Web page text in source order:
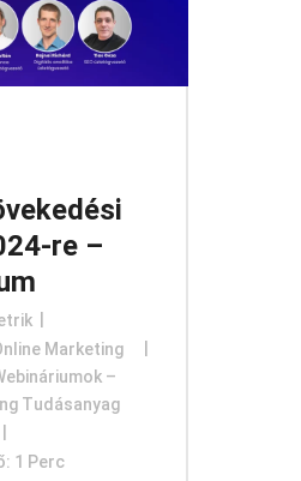
re –
Marketing
–
Tudásanyag
1 Perc